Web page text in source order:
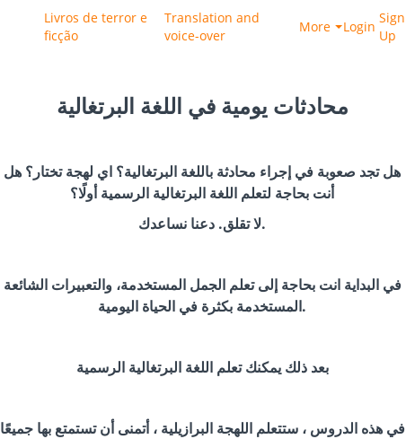
Livros de terror e
ficção
Translation and
voice-over
More Login
Sign
Up
محادثات يومية في اللغة البرتغالية
هل تجد صعوبة في إجراء محادثة باللغة البرتغالية؟ اي لهجة تختار؟ هل
أنت بحاجة لتعلم اللغة البرتغالية الرسمية أولًا؟
لا تقلق. دعنا نساعدك.
في البداية انت بحاجة إلى تعلم الجمل المستخدمة، والتعبيرات الشائعة
المستخدمة بكثرة في الحياة اليومية.
بعد ذلك يمكنك تعلم اللغة البرتغالية الرسمية
في هذه الدروس ، ستتعلم اللهجة البرازيلية ، أتمنى أن تستمتع بها جميعًا